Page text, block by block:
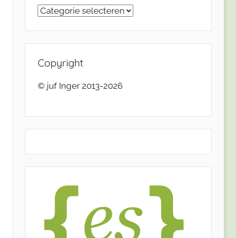
Categorieën
Copyright
© juf Inger 2013-2026